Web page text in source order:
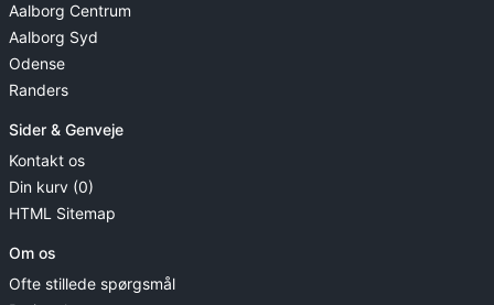
Aalborg Centrum
Aalborg Syd
Odense
Randers
Sider & Genveje
Kontakt os
Din kurv (0)
HTML Sitemap
Om os
Ofte stillede spørgsmål